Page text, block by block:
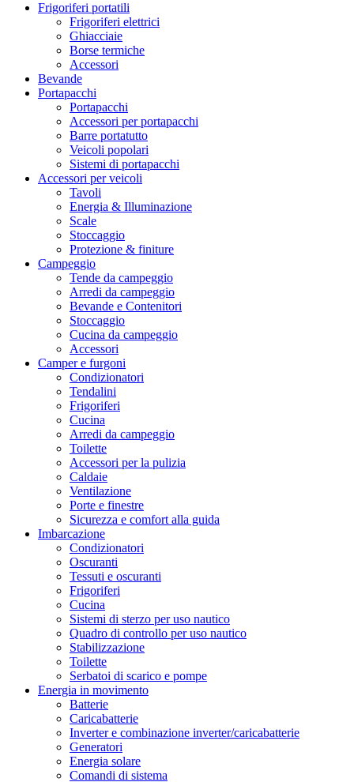
Frigoriferi portatili
Frigoriferi elettrici
Ghiacciaie
Borse termiche
Accessori
Bevande
Portapacchi
Portapacchi
Accessori per portapacchi
Barre portatutto
Veicoli popolari
Sistemi di portapacchi
Accessori per veicoli
Tavoli
Energia & Illuminazione
Scale
Stoccaggio
Protezione & finiture
Campeggio
Tende da campeggio
Arredi da campeggio
Bevande e Contenitori
Stoccaggio
Cucina da campeggio
Accessori
Camper e furgoni
Condizionatori
Tendalini
Frigoriferi
Cucina
Arredi da campeggio
Toilette
Accessori per la pulizia
Caldaie
Ventilazione
Porte e finestre
Sicurezza e comfort alla guida
Imbarcazione
Condizionatori
Oscuranti
Tessuti e oscuranti
Frigoriferi
Cucina
Sistemi di sterzo per uso nautico
Quadro di controllo per uso nautico
Stabilizzazione
Toilette
Serbatoi di scarico e pompe
Energia in movimento
Batterie
Caricabatterie
Inverter e combinazione inverter/caricabatterie
Generatori
Energia solare
Comandi di sistema